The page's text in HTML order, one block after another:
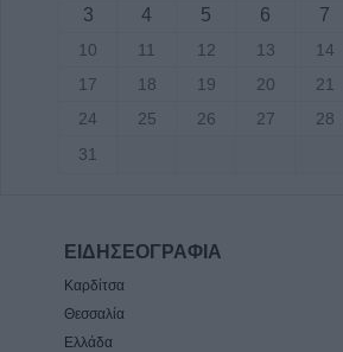
3
4 5 6 7
10
11 12 13 14
17
18 19 20 21
24
25 26 27 28
31
ΕΙΔΗΣΕΟΓΡΑΦΙΑ
Καρδίτσα
Θεσσαλία
Ελλάδα